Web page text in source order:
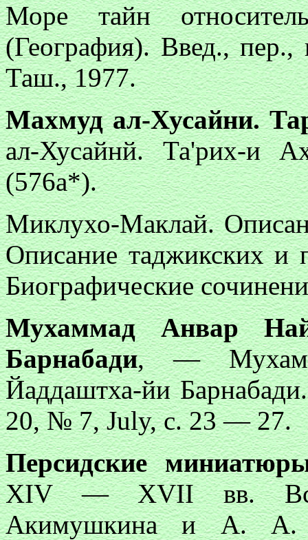
Море тайн
(География). Введ.,
Таш., 1977.
Махмуд ал-Хусайни.
ал-Хусайнй. Та'рих-и
(576а*).
Миклухо-Маклай.
Описание таджикских и
Биографические
Мухаммад Анвар
Барнабади, —
Йаддаштха-йи
20, № 7, July, с. 23 — 27.
Персидские
XIV — XVII вв.
Акимушкина и А.